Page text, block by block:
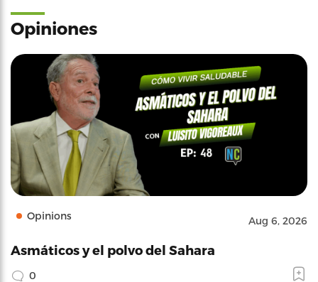
Opiniones
Opinions Aug 6, 2026
Asmáticos y el polvo del Sahara
0